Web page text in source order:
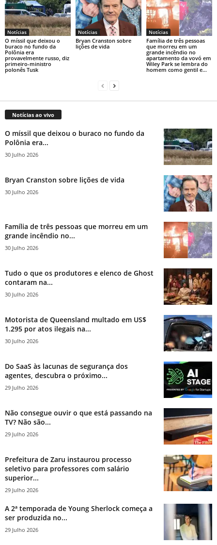
Notícias
O míssil que deixou o
buraco no fundo da
Polônia era
provavelmente russo, diz
primeiro-ministro
polonês Tusk
Notícias
Bryan Cranston sobre
lições de vida
Notícias
Família de três pessoas
que morreu em um
grande incêndio no
apartamento da vovó em
Wiley Park se lembra do
homem como gentil e...
Notícias ao vivo
O míssil que deixou o buraco no fundo da
Polônia era...
30 Julho 2026
Bryan Cranston sobre lições de vida
30 Julho 2026
Família de três pessoas que morreu em um
grande incêndio no...
30 Julho 2026
Tudo o que os produtores e elenco de Ghost
contaram na...
30 Julho 2026
Motorista de Queensland multado em US$
1.295 por atos ilegais na...
30 Julho 2026
Do SaaS às lacunas de segurança dos
agentes, descubra o próximo...
29 Julho 2026
Não consegue ouvir o que está passando na
TV? Não são...
29 Julho 2026
Prefeitura de Zaru instaurou processo
seletivo para professores com salário
superior...
29 Julho 2026
A 2ª temporada de Young Sherlock começa a
ser produzida no...
29 Julho 2026